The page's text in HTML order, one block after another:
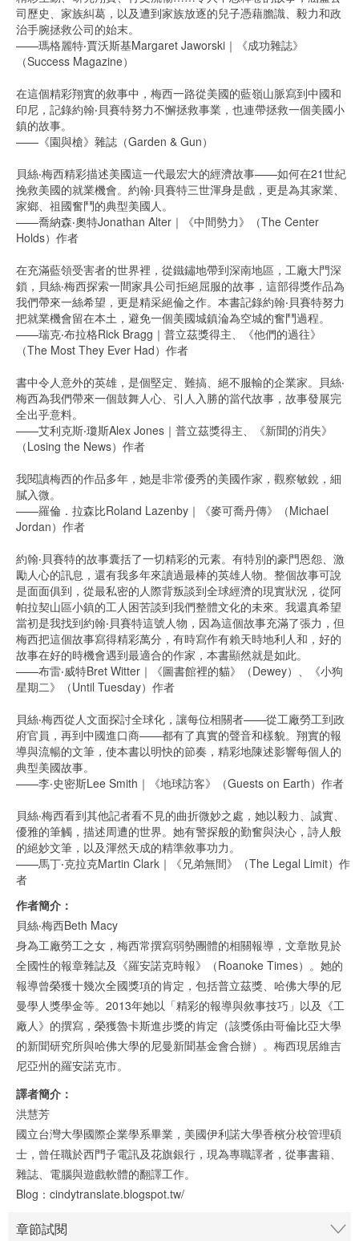
司歷史、家族糾葛，以及遭到家族放逐的兒子憑藉膽識、毅力和政
治手腕拯救公司的始末。
——瑪格麗特‧賈沃斯基Margaret Jaworski｜《成功雜誌》
（Success Magazine）
在這個精彩翔實的敘事中，梅西一路從美國的藍嶺山脈寫到中國和
印尼，記錄約翰‧貝賽特努力不懈拯救事業，也連帶拯救一個美國小
鎮的故事。
——《園與槍》雜誌（Garden & Gun）
貝絲‧梅西精彩描述美國這一代最宏大的經濟故事——如何在21世紀
挽救美國的就業機會。約翰‧貝賽特三世渾身是戲，更是為其家業、
家鄉、祖國奮鬥的典型美國人。
——喬納森‧奧特Jonathan Alter｜《中間勢力》（The Center
Holds）作者
在充滿藍領受害者的世界裡，從鐵鏽地帶到深南地區，工廠大門深
鎖，貝絲‧梅西探索一間家具公司拒絕屈服的故事，這部得獎作品為
我們帶來一絲希望，更是精采絕倫之作。本書記錄約翰‧貝賽特努力
把就業機會留在本土，避免一個美國城鎮淪為空城的奮鬥過程。
——瑞克‧布拉格Rick Bragg｜普立茲獎得主、《他們的過往》
（The Most They Ever Had）作者
書中令人意外的英雄，是個堅定、難搞、絕不服輸的企業家。貝絲‧
梅西為我們帶來一個鼓舞人心、引人入勝的當代故事，故事發展完
全出乎意料。
——艾利克斯‧瓊斯Alex Jones｜普立茲獎得主、《新聞的消失》
（Losing the News）作者
我閱讀梅西的作品多年，她是非常優秀的美國作家，觀察敏銳，細
膩入微。
——羅倫．拉森比Roland Lazenby｜《麥可喬丹傳》（Michael
Jordan）作者
約翰‧貝賽特的故事囊括了一切精彩的元素。有特別的豪門恩怨、激
勵人心的訊息，還有我多年來讀過最棒的英雄人物。整個故事可說
是面面俱到，從最私密的人際背叛談到全球經濟的現實狀況，從阿
帕拉契山區小鎮的工人困苦談到我們整體文化的未來。我還真希望
當初是我找到約翰‧貝賽特這號人物，因為這個故事充滿了張力，但
梅西把這個故事寫得精彩萬分，有時寫作有賴天時地利人和，好的
故事在好的時機會遇到最適合的作家，本書顯然就是如此。
——布雷‧威特Bret Witter｜《圖書館裡的貓》（Dewey）、《小狗
星期二》（Until Tuesday）作者
貝絲‧梅西從人文面探討全球化，讓每位相關者——從工廠勞工到政
府官員，再到中國進口商——都有了真實的聲音和樣貌。翔實的報
導與流暢的文筆，使本書以明快的節奏，精彩地陳述影響每個人的
典型美國故事。
——李‧史密斯Lee Smith｜《地球訪客》（Guests on Earth）作者
貝絲‧梅西看到其他記者看不見的曲折微妙之處，她以毅力、誠實、
優雅的筆觸，描述周遭的世界。她有警探般的勤奮與決心，詩人般
的絕妙文筆，以及渾然天成的精準敘事功力。
——馬丁‧克拉克Martin Clark｜《兄弟無間》（The Legal Limit）作
者
作者簡介：
貝絲‧梅西Beth Macy
身為工廠勞工之女，梅西常撰寫弱勢團體的相關報導，文章散見於
全國性的報章雜誌及《羅安諾克時報》（Roanoke Times）。她的
報導曾榮獲十幾次全國獎項的肯定，包括普立茲獎、哈佛大學的尼
曼學人獎學金等。2013年她以「精彩的報導與敘事技巧」以及《工
廠人》的撰寫，榮獲魯卡斯進步獎的肯定（該獎係由哥倫比亞大學
的新聞研究所與哈佛大學的尼曼新聞基金會合辦）。梅西現居維吉
尼亞州的羅安諾克市。
譯者簡介：
洪慧芳
國立台灣大學國際企業學系畢業，美國伊利諾大學香檳分校管理碩
士，曾任職於西門子電訊及花旗銀行，現為專職譯者，從事書籍、
雜誌、電腦與遊戲軟體的翻譯工作。
Blog：cindytranslate.blogspot.tw/
章節試閱